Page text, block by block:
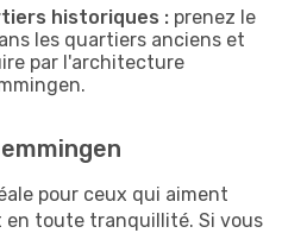
historiques : prenez le
les quartiers anciens et
par l'architecture
pour ceux qui aiment
en toute tranquillité. Si vous